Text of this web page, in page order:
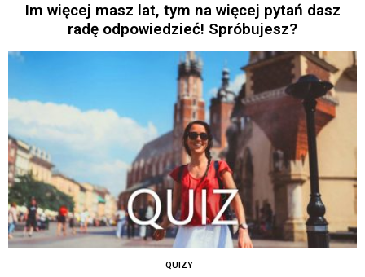
Im więcej masz lat, tym na więcej pytań dasz
radę odpowiedzieć! Spróbujesz?
QUIZY